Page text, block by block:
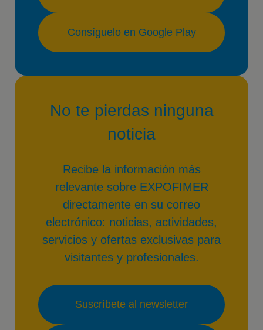
Consíguelo en Google Play
No te pierdas ninguna
noticia
Recibe la información más
relevante sobre EXPOFIMER
directamente en su correo
electrónico: noticias, actividades,
servicios y ofertas exclusivas para
visitantes y profesionales.
Suscríbete al newsletter